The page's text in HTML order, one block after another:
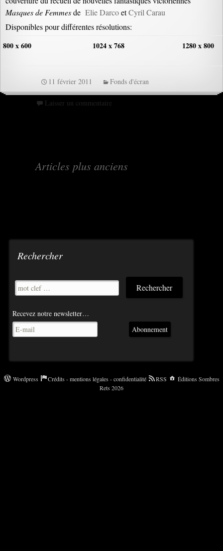
Masques de Femmesde Elie DarcoetCyril Carau
Disponibles pour différentes résolutions:
800 x 600
1024 x 768 1280 x 800
11 février 2011 Fonds d'écran
Laisser un commentaire
Articles plus anciens
Rechercher
Recevez notre newsletter…
Abonnement
Wordpress Crédits - mentions légales - confidentialité RSS
Éditions Sombres
Rets 2026